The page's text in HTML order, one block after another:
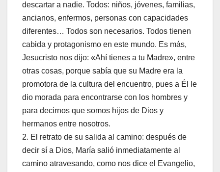
descartar a nadie. Todos: niños, jóvenes, familias,
ancianos, enfermos, personas con capacidades
diferentes… Todos son necesarios. Todos tienen
cabida y protagonismo en este mundo. Es más,
Jesucristo nos dijo: «Ahí tienes a tu Madre», entre
otras cosas, porque sabía que su Madre era la
promotora de la cultura del encuentro, pues a Él le
dio morada para encontrarse con los hombres y
para decirnos que somos hijos de Dios y
hermanos entre nosotros.
2. El retrato de su salida al camino: después de
decir sí a Dios, María salió inmediatamente al
camino atravesando, como nos dice el Evangelio,